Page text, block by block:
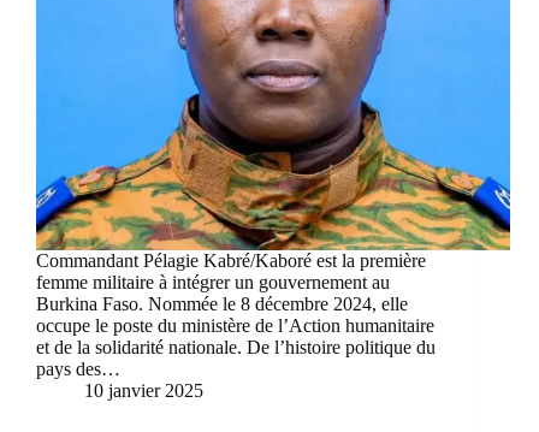
Commandant Pélagie Kabré/Kaboré est la première
femme militaire à intégrer un gouvernement au
Burkina Faso. Nommée le 8 décembre 2024, elle
occupe le poste du ministère de l’Action humanitaire
et de la solidarité nationale. De l’histoire politique du
pays des…
10 janvier 2025